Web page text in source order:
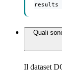
results
Quali
Il dataset